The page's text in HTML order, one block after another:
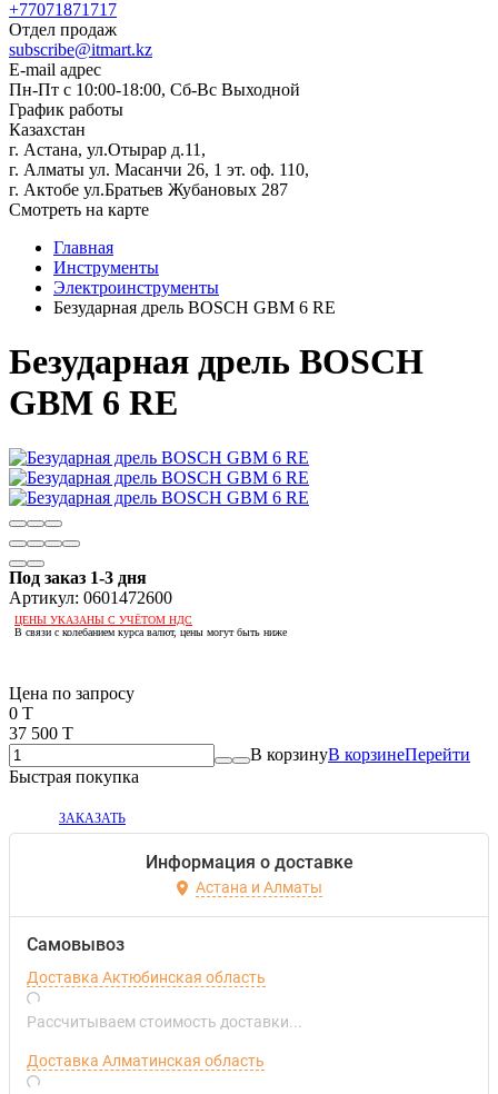
+77071871717
Отдел продаж
subscribe@itmart.kz
E-mail адрес
Пн-Пт с 10:00-18:00, Сб-Вс Выходной
График работы
Казахстан
г. Астана, ул.Отырар д.11,
г. Алматы ул. Масанчи 26, 1 эт. оф. 110,
г. Актобе ул.Братьев Жубановых 287
Смотреть на карте
Главная
Инструменты
Электроинструменты
Безударная дрель BOSCH GBM 6 RE
Безударная дрель BOSCH
GBM 6 RE
Под заказ 1-3 дня
Артикул: 0601472600
ЦЕНЫ УКАЗАНЫ С УЧЁТОМ НДС
В связи с колебанием курса валют, цены могут быть ниже
Цена по запросу
0 T
37 500 T
В корзинуВ корзинеПерейти
Быстрая покупка
ЗАКАЗАТЬ
Информация о доставке
Астана и Алматы
Самовывоз
Доставка Актюбинская область
Рассчитываем стоимость доставки...
Доставка Алматинская область